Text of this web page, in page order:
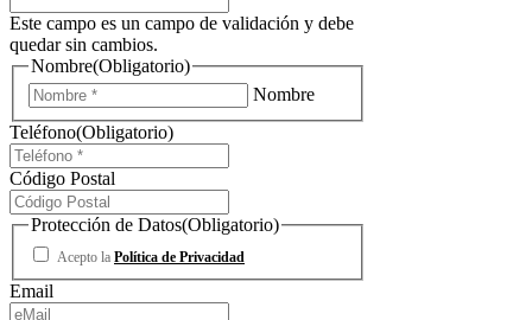
Este campo es un campo de validación y debe
quedar sin cambios.
Nombre(Obligatorio)
Nombre
Teléfono(Obligatorio)
Código Postal
Protección de Datos(Obligatorio)
Acepto la Política de Privacidad
Email